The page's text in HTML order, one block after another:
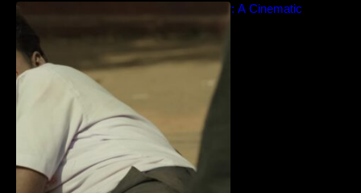
Idiyan Chandhu – Teaser: A Cinematic